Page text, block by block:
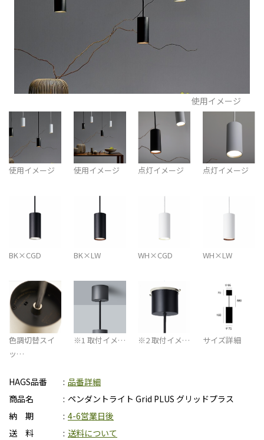
使用イメージ
使用イメージ 使用イメージ 点灯イメージ 点灯イメージ
BK×CGD BK×LW WH×CGD WH×LW
色調切替スイ
ッ…
※1 取付イメ… ※2 取付イメ… サイズ詳細
HAGS品番
品番詳細
商品名
ペンダントライト Grid PLUS グリッドプラス
納 期
4-6営業日後
送 料
送料について